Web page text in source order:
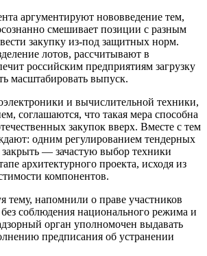
аргументируют нововведение тем,
смешивает позиции с разным
закупку из-под защитных норм.
лотов, рассчитывают в
российским предприятиям загрузку
масштабировать выпуск.
и вычислительной техники,
соглашаются, что такая мера способна
закупок вверх. Вместе с тем
одним регулированием тендерных
— зачастую выбор техники
архитектурного проекта, исходя из
компонентов.
напомнили о праве участников
без соблюдения национального режима и
орган уполномочен выдавать
предписания об устранении